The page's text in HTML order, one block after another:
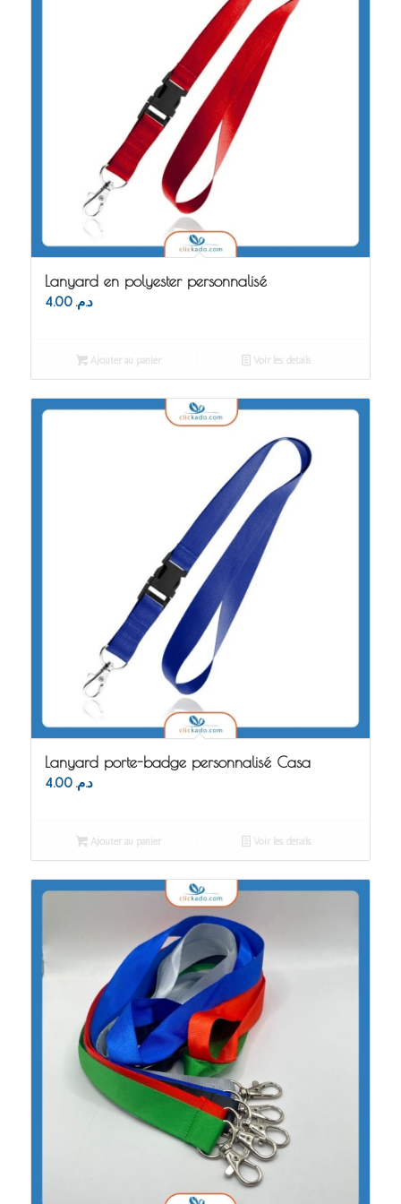
Lanyard en polyester personnalisé
د.م. 4.00
Ajouter au panier Voir les détails
Lanyard porte-badge personnalisé Casa
د.م. 4.00
Ajouter au panier Voir les détails